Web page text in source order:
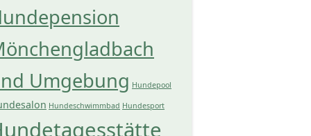
Umgebung Hundepool
Hundeschwimmbad Hundesport